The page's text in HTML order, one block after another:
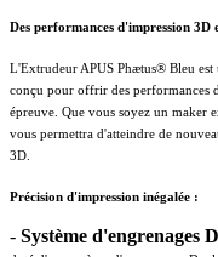
Des performances d'impression
L'Extrudeur APUS Phætus® Bleu est
conçu pour offrir des performances
épreuve. Que vous soyez un maker
vous permettra d'atteindre de
3D.
Précision d'impression inégalée :
- Système d'engrenages